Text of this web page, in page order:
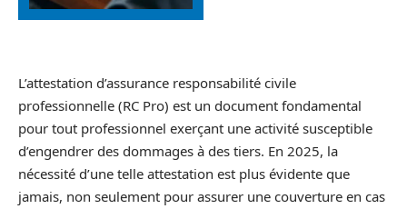
L’attestation d’assurance responsabilité civile
professionnelle (RC Pro) est un document fondamental
pour tout professionnel exerçant une activité susceptible
d’engendrer des dommages à des tiers. En 2025, la
nécessité d’une telle attestation est plus évidente que
jamais, non seulement pour assurer une couverture en cas